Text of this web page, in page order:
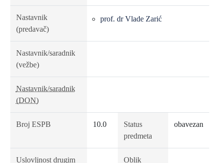
Nastavnik
(predavač)
prof. dr Vlade Zarić
Nastavnik/saradnik
(vežbe)
Nastavnik/saradnik
(DON)
Broj ESPB 10.0
Status
predmeta
obavezan
Uslovljnost drugim
Oblik